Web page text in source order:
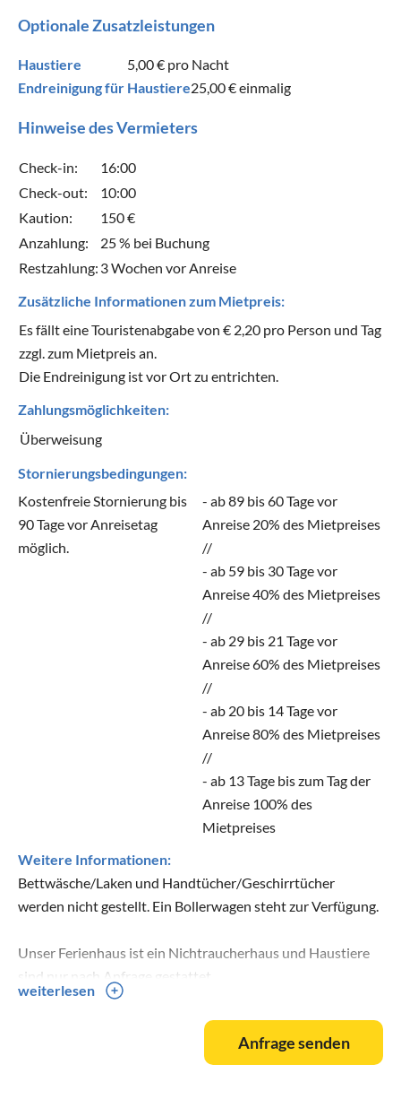
Optionale Zusatzleistungen
Haustiere 5,00 € pro Nacht
Endreinigung für Haustiere25,00 €einmalig
Hinweise des Vermieters
Check-in:
16:00
Check-out:
10:00
Kaution:
150 €
Anzahlung:
25 % bei Buchung
Restzahlung: 3 Wochen vor Anreise
Zusätzliche Informationen zum Mietpreis:
Es fällt eine Touristenabgabe von € 2,20 pro Person und Tag
zzgl. zum Mietpreis an.
Die Endreinigung ist vor Ort zu entrichten.
Zahlungsmöglichkeiten:
Überweisung
Stornierungsbedingungen:
Kostenfreie Stornierung bis
90 Tage vor Anreisetag
möglich.
- ab 89 bis 60 Tage vor
Anreise 20% des Mietpreises
//
- ab 59 bis 30 Tage vor
Anreise 40% des Mietpreises
//
- ab 29 bis 21 Tage vor
Anreise 60% des Mietpreises
//
- ab 20 bis 14 Tage vor
Anreise 80% des Mietpreises
//
- ab 13 Tage bis zum Tag der
Anreise 100% des
Mietpreises
Weitere Informationen:
Bettwäsche/Laken und Handtücher/Geschirrtücher
werden nicht gestellt. Ein Bollerwagen steht zur Verfügung.
Unser Ferienhaus ist ein Nichtraucherhaus und Haustiere
sind nur nach Anfrage gestattet.
Hinterlassenschaften Ihres Hundes im Garten sind bitte zu
Die Kaminnutzung ist ausschließlich mit Hartblöcken (zB
weiterlesen
Anfrage senden